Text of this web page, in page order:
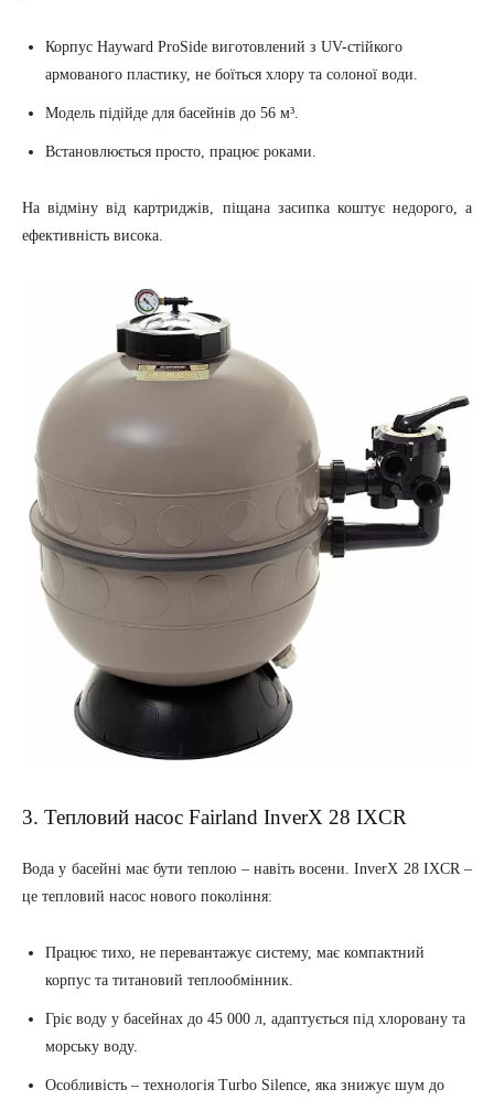
Корпус Hayward ProSide виготовлений з UV-стійкого
армованого пластику, не боїться хлору та солоної води.
Модель підійде для басейнів до 56 м³.
Встановлюється просто, працює роками.
На відміну від картриджів, піщана засипка коштує недорого, а
ефективність висока.
3. Тепловий насос Fairland InverX 28 IXCR
Вода у басейні має бути теплою – навіть восени. InverX 28 IXCR –
це тепловий насос нового покоління:
Працює тихо, не перевантажує систему, має компактний
корпус та титановий теплообмінник.
Гріє воду у басейнах до 45 000 л, адаптується під хлоровану та
морську воду.
Особливість – технологія Turbo Silence, яка знижує шум до